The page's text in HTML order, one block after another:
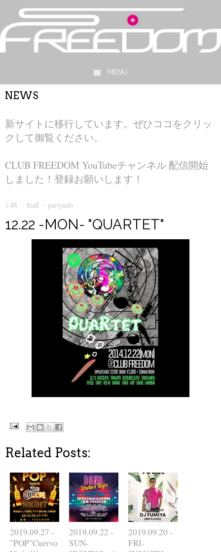
MENU
Skip to content
NEWS
新サイトに移行しています。ぜひココをクリッ
クして御覧ください。
CLUB FREEDOM YouTubeチャンネル 配信開始
しました！登録お願いします！
1:48 - Staff- partyinfo
12.22 -MON- "QUARTET"
Related Posts:
2019.09.27 -
"POP"Cuervo
2019.09.22 -
SUN-
2019.09.20 -
FRI-